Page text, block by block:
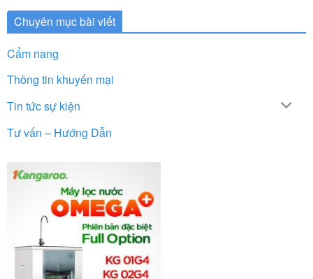
Chuyên mục bài viết
Cẩm nang
Thông tin khuyến mại
Tin tức sự kiện
Tư vấn – Hướng Dẫn